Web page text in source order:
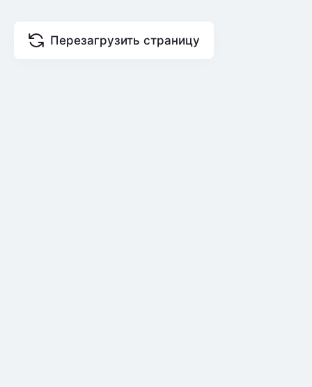
Перезагрузить страницу